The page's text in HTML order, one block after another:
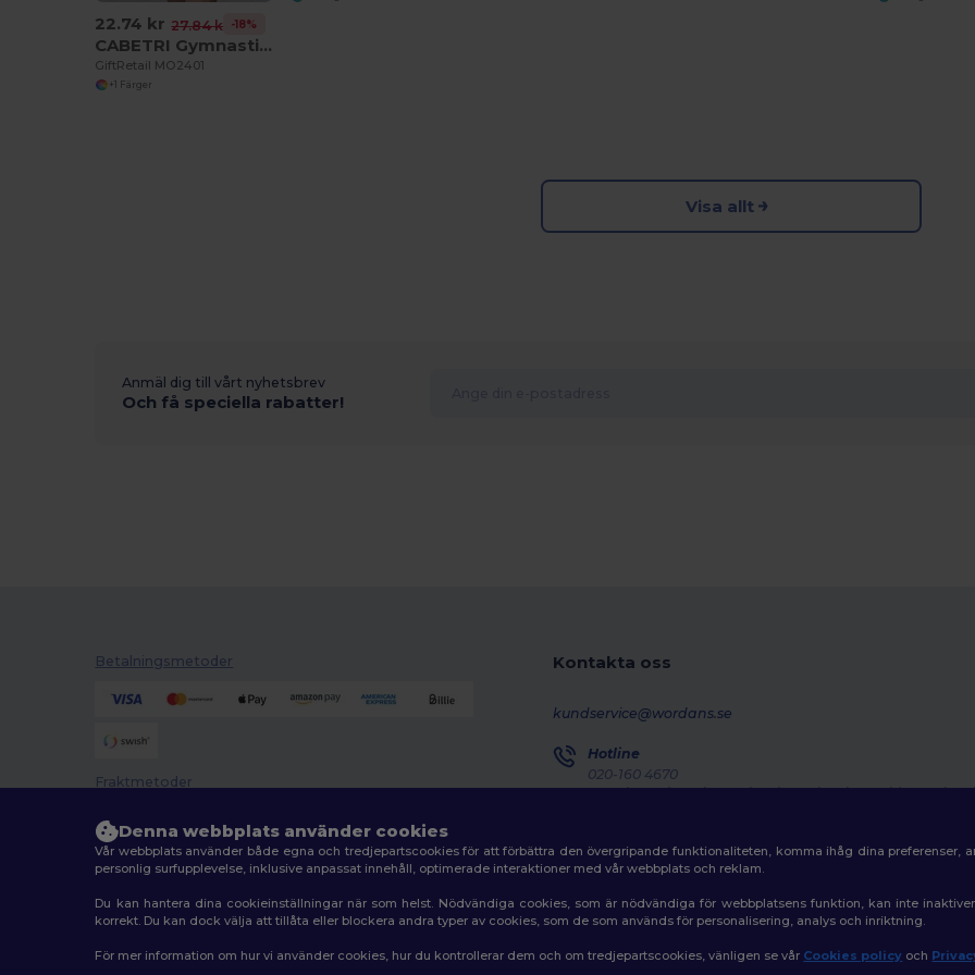
22.74 kr 27.84 kr -18%
CABETRI Gymnastikpåse pre-used bomull
GiftRetail MO2401
+1 Färger
Visa allt
Anmäl dig till vårt nyhetsbrev
Och få speciella rabatter!
Betalningsmetoder
Fraktmetoder
Kontakta oss
kundservice@wordans.se
Hotline
020-160 4670
Monday - Thursday : 10h-13h & 14h-17h30 Friday : 10h-
2026. Alla rättigheter förbehållna
Denna webbplats använder cookies
Vår webbplats använder både egna och tredjepartscookies för att förbättra den övergripande funktionaliteten, komma ihåg dina preferenser,
personlig surfupplevelse, inklusive anpassat innehåll, optimerade interaktioner med vår webbplats och reklam.
Du kan hantera dina cookieinställningar när som helst. Nödvändiga cookies, som är nödvändiga för webbplatsens funktion, kan inte
korrekt. Du kan dock välja att tillåta eller blockera andra typer av cookies, som de som används för personalisering, analys och inriktning.
För mer information om hur vi använder cookies, hur du kontrollerar dem och om tredjepartscookies, vänligen se vår Cookies policy och